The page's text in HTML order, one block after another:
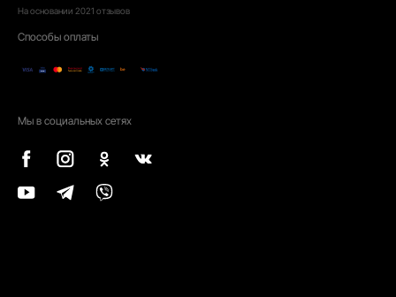
На основании 2021 отзывов
Способы оплаты
Мы в социальных сетях